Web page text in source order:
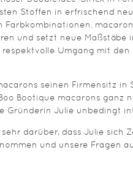
Stoffen in erfrischend
Farbkombinationen.
und setzt neue Maßstäbe
Umgang mit den
seinen Firmensitz
Bootique macarons ganz
Gründerin Julie unbedingt
darüber, dass Julie sich
und unsere Fragen